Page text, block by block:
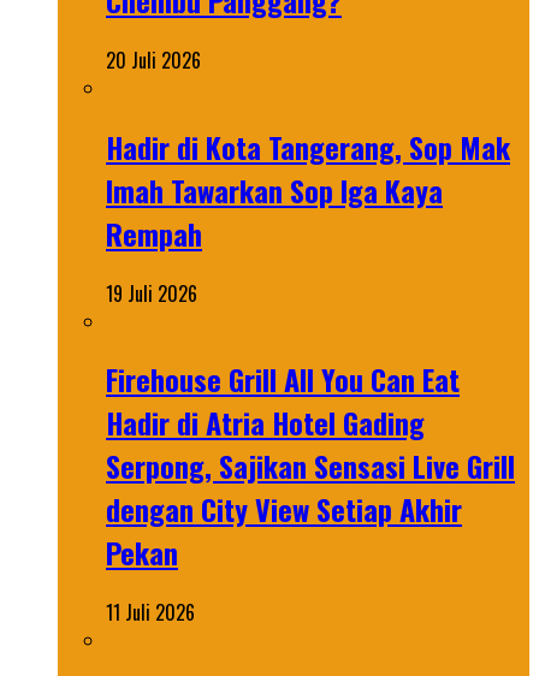
20 Juli 2026
Hadir di Kota Tangerang, Sop Mak
Imah Tawarkan Sop Iga Kaya
Rempah
19 Juli 2026
Firehouse Grill All You Can Eat
Hadir di Atria Hotel Gading
Serpong, Sajikan Sensasi Live Grill
dengan City View Setiap Akhir
Pekan
11 Juli 2026